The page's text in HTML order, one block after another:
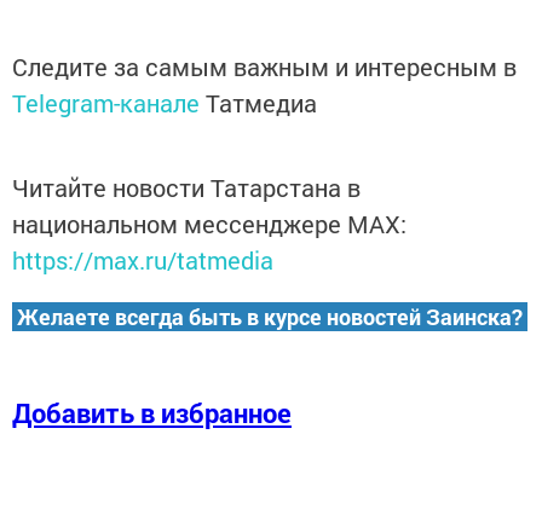
Следите за самым важным и интересным в
Telegram-канале Татмедиа
Читайте новости Татарстана в
национальном мессенджере MАХ:
https://max.ru/tatmedia
Желаете всегда быть в курсе новостей Заинска?
Добавить в избранное